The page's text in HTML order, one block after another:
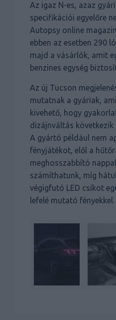
Az igaz N-es, azaz
specifikációi egyelőre
Autopsy online
ebben az esetben 290
majd a vásárlók, amit
benzines egység
Az új Tucson
mutatnak a gyáriak,
kivehető, hogy
dizájnváltás következik
A gyártó például nem
fényjátékot, elől a
meghosszabbító
számíthatunk, míg
végigfutó LED csíkot
lefelé mutató fényekkel.